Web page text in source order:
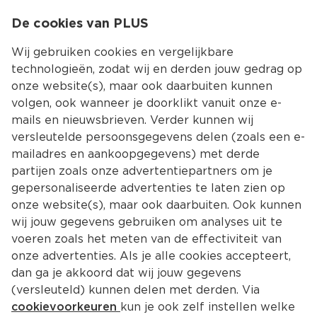
Kies jouw
Terug Producten
De cookies van PLUS
Wij gebruiken cookies en vergelijkbare
technologieën, zodat wij en derden jouw gedrag op
onze website(s), maar ook daarbuiten kunnen
volgen, ook wanneer je doorklikt vanuit onze e-
mails en nieuwsbrieven. Verder kunnen wij
versleutelde persoonsgegevens delen (zoals een e-
mailadres en aankoopgegevens) met derde
partijen zoals onze advertentiepartners om je
gepersonaliseerde advertenties te laten zien op
onze website(s), maar ook daarbuiten. Ook kunnen
wij jouw gegevens gebruiken om analyses uit te
voeren zoals het meten van de effectiviteit van
onze advertenties. Als je alle cookies accepteert,
dan ga je akkoord dat wij jouw gegevens
(versleuteld) kunnen delen met derden. Via
cookievoorkeuren kun je ook zelf instellen welke